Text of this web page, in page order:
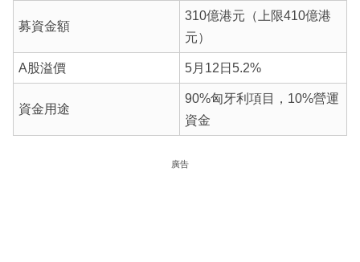
募資金額
310億港元（上限410億港
元）
A股溢價 5月12日5.2%
資金用途
90%匈牙利項目，10%營運
資金
廣告